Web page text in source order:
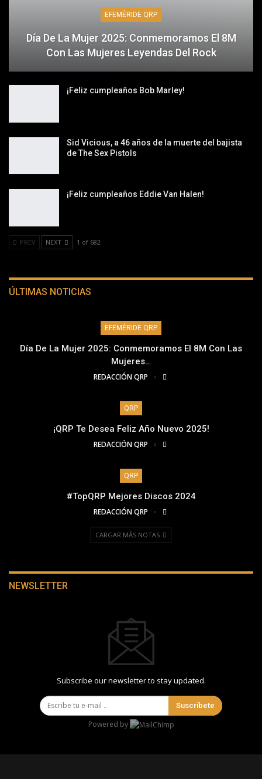
EFEMÉRIDE QRP
Día De La Mujer 2025: Conmemoramos El 8M
Con Las Mujeres Leyendas Del Rock
¡Feliz cumpleaños Bob Marley!
Sid Vicious, a 46 años de la muerte del bajista
de The Sex Pistols
¡Feliz cumpleaños Eddie Van Halen!
PREV NEXT 1 of 682
ÚLTIMAS NOTICIAS
EFEMÉRIDE QRP
Día De La Mujer 2025: Conmemoramos El 8M Con Las
Mujeres…
REDACCIÓN QRP
QRP
¡QRP Te Desea Feliz Año Nuevo 2025!
REDACCIÓN QRP
QRP
#TopQRP Mejores Discos 2024
REDACCIÓN QRP
CARGAR MÁS NOTAS
NEWSLETTER
Subscribe our newsletter to stay updated.
Suscríbete
Powered by